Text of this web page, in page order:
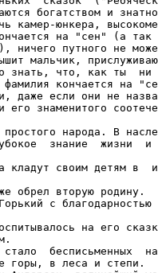
богатством и
камер-юнкера,
на "сен" (а так
ничего путного не
мальчик,
знать, что, как ты
кончается на
даже если они не
знаменитого
народа. В
знание  жизни  и
кладут своим детям в
обрел вторую родину.
с благодарностью
на его
бесписьменных
горы, в леса и степи.